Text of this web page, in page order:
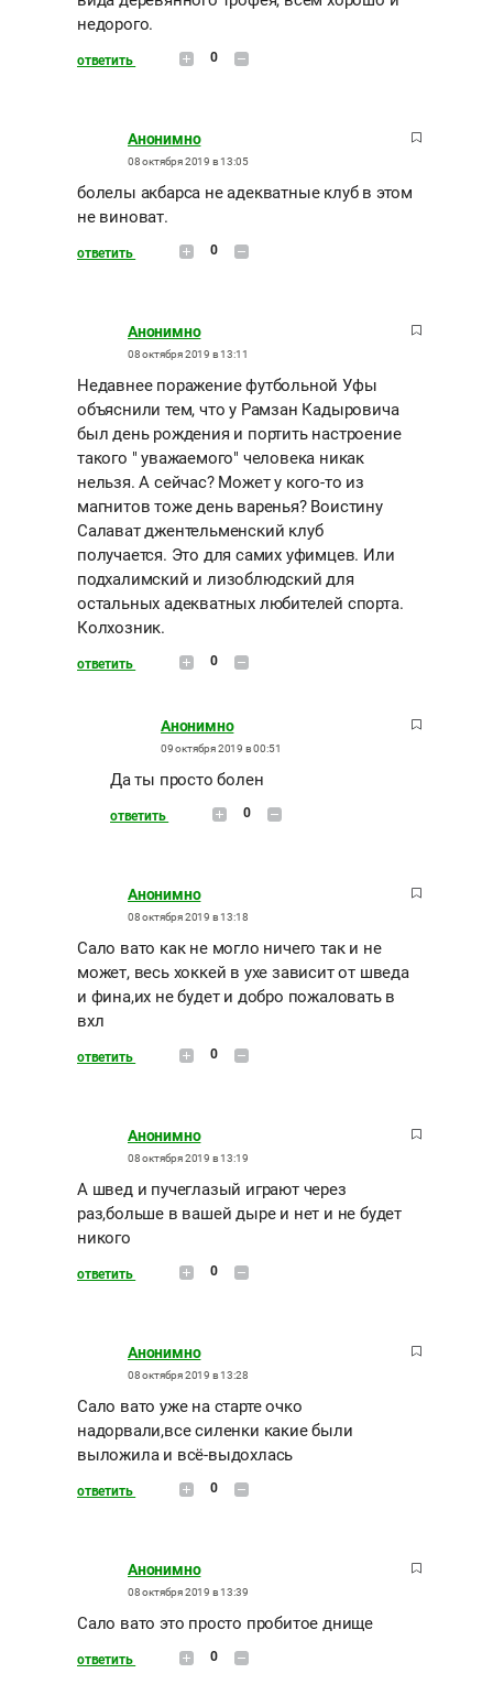
недорого.
ответить 0
Анонимно
08 октября 2019 в 13:05
болелы акбарса не адекватные клуб в этом
не виноват.
ответить 0
Анонимно
08 октября 2019 в 13:11
Недавнее поражение футбольной Уфы
объяснили тем, что у Рамзан Кадыровича
был день рождения и портить настроение
такого " уважаемого" человека никак
нельзя. А сейчас? Может у кого-то из
магнитов тоже день варенья? Воистину
Салават джентельменский клуб
получается. Это для самих уфимцев. Или
подхалимский и лизоблюдский для
остальных адекватных любителей спорта.
Колхозник.
ответить 0
Анонимно
09 октября 2019 в 00:51
Да ты просто болен
ответить 0
Анонимно
08 октября 2019 в 13:18
Сало вато как не могло ничего так и не
может, весь хоккей в ухе зависит от шведа
и фина,их не будет и добро пожаловать в
вхл
ответить 0
Анонимно
08 октября 2019 в 13:19
А швед и пучеглазый играют через
раз,больше в вашей дыре и нет и не будет
никого
ответить 0
Анонимно
08 октября 2019 в 13:28
Сало вато уже на старте очко
надорвали,все силенки какие были
выложила и всё-выдохлась
ответить 0
Анонимно
08 октября 2019 в 13:39
Сало вато это просто пробитое днище
ответить 0